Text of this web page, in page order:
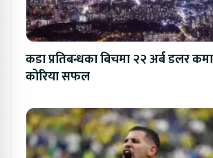
कडा प्रतिबन्धका बिचमा २२ अर्ब डलर
कोरिया सफल